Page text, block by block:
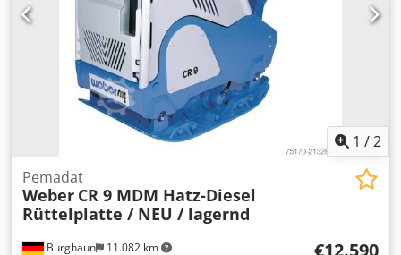
1 /2
Burghaun 11.082 km
Pemadat
Weber CR 9 MDM Hatz-Diesel
Rüttelplatte / NEU / lagernd